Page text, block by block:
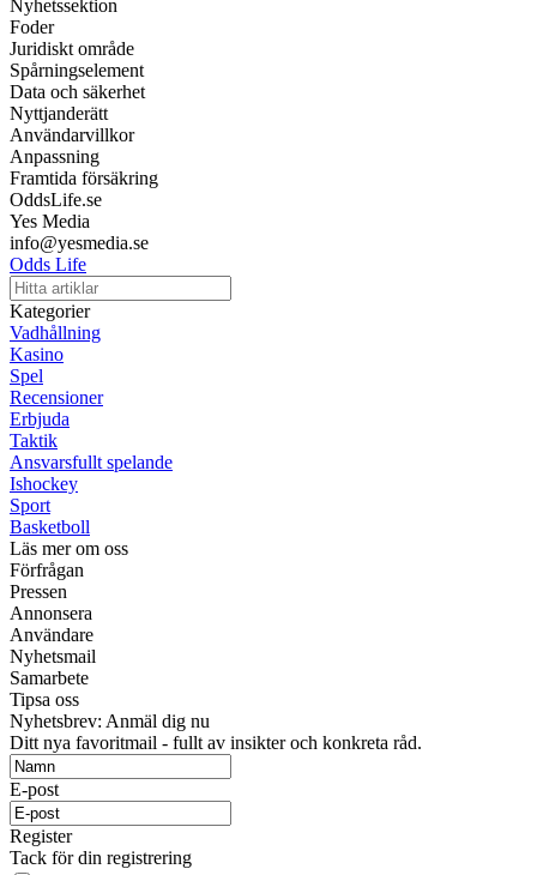
Nyhetssektion
Foder
Juridiskt område
Spårningselement
Data och säkerhet
Nyttjanderätt
Användarvillkor
Anpassning
Framtida försäkring
OddsLife.se
Yes Media
info@yesmedia.se
Odds Life
Kategorier
Vadhållning
Kasino
Spel
Recensioner
Erbjuda
Taktik
Ansvarsfullt spelande
Ishockey
Sport
Basketboll
Läs mer om oss
Förfrågan
Pressen
Annonsera
Användare
Nyhetsmail
Samarbete
Tipsa oss
Nyhetsbrev: Anmäl dig nu
Ditt nya favoritmail - fullt av insikter och konkreta råd.
E-post
Register
Tack för din registrering